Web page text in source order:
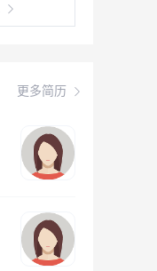
更多简历